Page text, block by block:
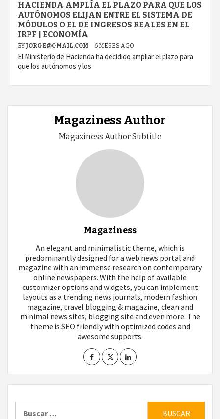
HACIENDA AMPLÍA EL PLAZO PARA QUE LOS
AUTÓNOMOS ELIJAN ENTRE EL SISTEMA DE
MÓDULOS O EL DE INGRESOS REALES EN EL
IRPF | ECONOMÍA
BY JORGE@GMAIL.COM 6 MESES AGO
El Ministerio de Hacienda ha decidido ampliar el plazo para
que los autónomos y los
Magaziness Author
Magaziness Author Subtitle
Magaziness
An elegant and minimalistic theme, which is
predominantly designed for a web news portal and
magazine with an immense research on contemporary
online newspapers. With the help of available
customizer options and widgets, you can implement
layouts as a trending news journals, modern fashion
magazine, travel blogging & magazine, clean and
minimal news sites, blogging site and even more. The
theme is SEO friendly with optimized codes and
awesome supports.